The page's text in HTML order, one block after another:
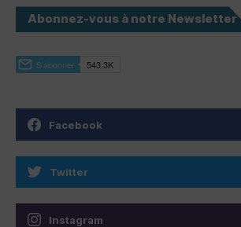
Abonnez-vous à notre Newsletter
Facebook
Twitter
Instagram